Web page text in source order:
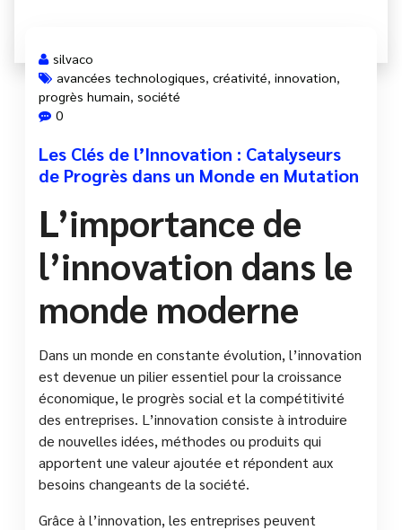
silvaco
avancées technologiques, créativité, innovation,
progrès humain, société
0
Les Clés de l’Innovation : Catalyseurs
de Progrès dans un Monde en Mutation
L’importance de
l’innovation dans le
monde moderne
Dans un monde en constante évolution, l’innovation
est devenue un pilier essentiel pour la croissance
économique, le progrès social et la compétitivité
des entreprises. L’innovation consiste à introduire
de nouvelles idées, méthodes ou produits qui
apportent une valeur ajoutée et répondent aux
besoins changeants de la société.
Grâce à l’innovation, les entreprises peuvent